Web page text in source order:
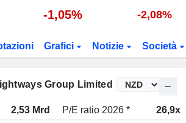
-1,05% -2,08%
Grafici Notizie Società
Group Limited
2,53 Mrd P/E ratio 2026 *
26,9x